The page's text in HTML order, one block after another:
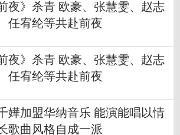
前夜》杀青 欧豪、张慧雯、赵志
任宥纶等共赴前夜
前夜》杀青 欧豪、张慧雯、赵志
任宥纶等共赴前夜
嬅加盟华纳音乐 能演能唱以情
歌曲风格自成一派